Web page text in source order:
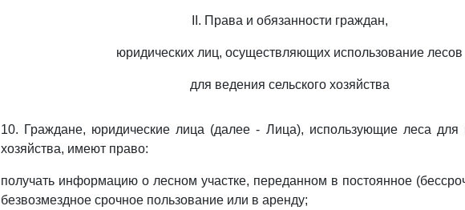
II. Права и обязанности граждан,
юридических лиц, осуществляющих использование лесов
для ведения сельского хозяйства
10. Граждане, юридические лица (далее - Лица), использующие леса для
хозяйства, имеют право:
получать информацию о лесном участке, переданном в постоянное
безвозмездное срочное пользование или в аренду;